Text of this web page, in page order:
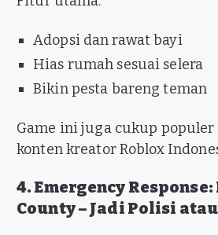
Adopsi dan rawat bayi
Hias rumah sesuai selera
Bikin pesta bareng teman
Game ini juga cukup populer
konten kreator Roblox
4. Emergency
County – Jadi Polisi